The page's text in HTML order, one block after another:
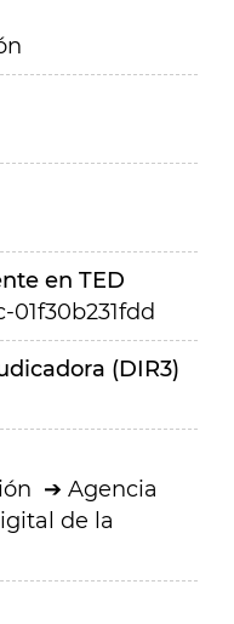
en TED
01f30b231fdd
(DIR3)
Agencia
de la